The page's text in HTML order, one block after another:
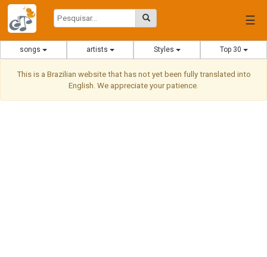
☰
songs artists Styles Top 30
This is a Brazilian website that has not yet been fully translated into
English. We appreciate your patience.